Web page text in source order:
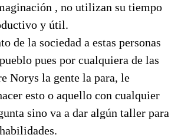
, no utilizan su tiempo
y útil.
de la sociedad a estas personas
pues por cualquiera de las
Norys la gente la para, le
esto o aquello con cualquier
sino va a dar algún taller para